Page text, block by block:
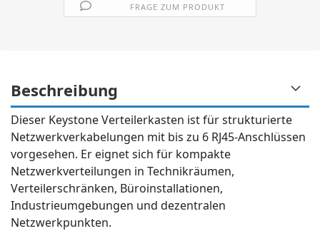
FRAGE ZUM PRODUKT
Beschreibung
Dieser Keystone Verteilerkasten ist für strukturierte
Netzwerkverkabelungen mit bis zu 6 RJ45-Anschlüssen
vorgesehen. Er eignet sich für kompakte
Netzwerkverteilungen in Technikräumen,
Verteilerschränken, Büroinstallationen,
Industrieumgebungen und dezentralen
Netzwerkpunkten.